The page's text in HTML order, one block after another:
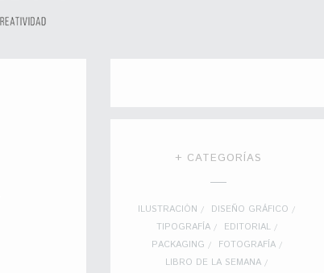
+ CATEGORÍAS
ILUSTRACIÓN
DISEÑO GRÁFICO
TIPOGRAFÍA
EDITORIAL
PACKAGING
FOTOGRAFÍA
LIBRO DE LA SEMANA